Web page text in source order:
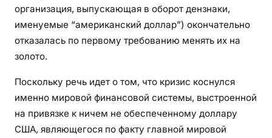
организация, выпускающая в оборот дензнаки,
именуемые “американский доллар”) окончательно
отказалась по первому требованию менять их на
золото.
Поскольку речь идет о том, что кризис коснулся
именно мировой финансовой системы, выстроенной
на привязке к ничем не обеспеченному доллару
США, являющегося по факту главной мировой